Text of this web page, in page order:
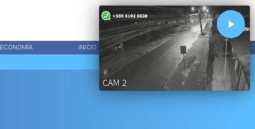
ECONOMÍA INICIO PROGRAMACIÓN LOCAL